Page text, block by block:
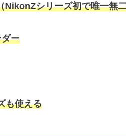
NikonZシリーズ初で唯一無
ー
も使える